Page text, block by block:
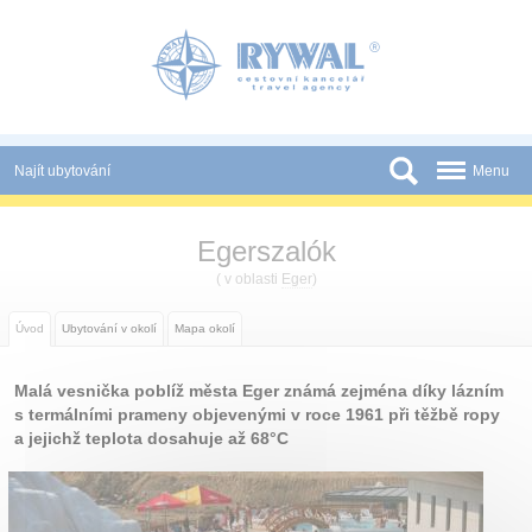
Najít ubytování
Státy
Partneři
Tištěné katalogy
Kontakt
Menu
Egerszalók
( v oblasti Eger)
Úvod Ubytování v okolí Mapa okolí
Malá vesnička poblíž města Eger známá zejména díky lázním
s termálními prameny objevenými v roce 1961 při těžbě ropy
a jejichž teplota dosahuje až 68°C